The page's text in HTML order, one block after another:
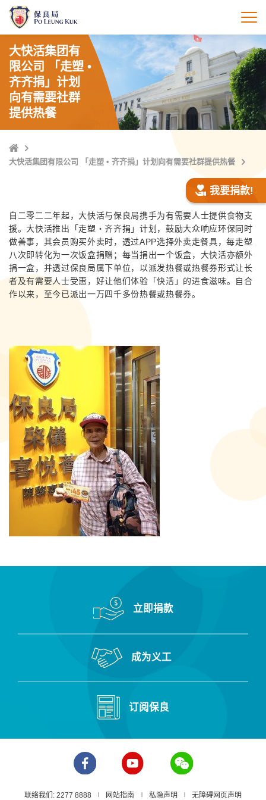
打
大快活集团有
限公司 「走塑 •
齐齐捐」计划
向有需要社群
提供热餐
Home
大快活集团有限公司 「走塑 • 齐齐捐」计划向有需要社群提供热餐
我要捐款!
自二零二二年起，大快活与保良局携手为有需要人士提供食物支
援。大快活推出「走塑・齐齐捐」计划，鼓励大众响应环保同时
做善事，其会员购买外卖时，透过APP选择外卖走餐具，每走塑
八次即转化为一次饭盒捐赠；每当捐出一个饭盒，大快活亦额外
捐一盒，并透过保良局属下单位，以派发热餐或热餐券形式让长
者及有需要人士受惠，好让他们体验「快活」的进食滋味。自合
作以来，至今已派出一万四千多份热餐或热餐券。
立即捐款
成为义工
订阅保良
联络我们: 2277 8888 网站指南 私隐声明 无障碍网页声明